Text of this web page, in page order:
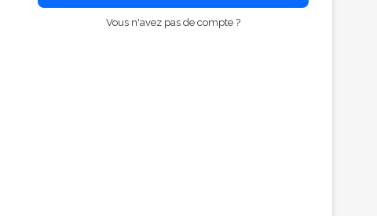
Vous n'avez pas de compte ?